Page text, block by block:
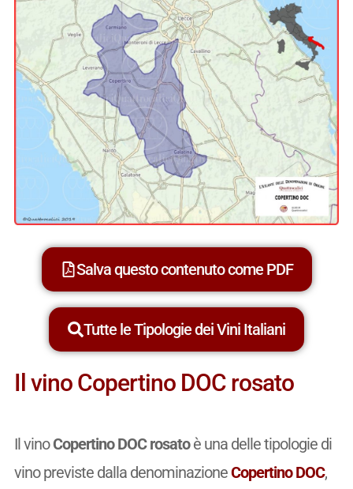
Salva questo contenuto come PDF
Tutte le Tipologie dei Vini Italiani
Il vino Copertino DOC rosato
Il vinoCopertino DOC rosatoè una delle tipologie di
vino previste dalla denominazioneCopertino DOC,